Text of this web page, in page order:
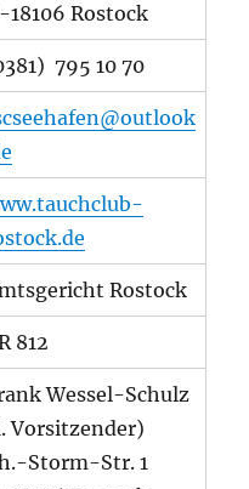
18106 Rostock
795 10 70
Rostock
812
Wessel-Schulz
Vorsitzender)
Storm-Str. 1